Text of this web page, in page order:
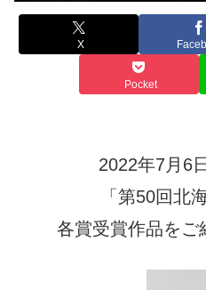
X
Pocket
2022年7月6
「第50回北
各賞受賞作品をご